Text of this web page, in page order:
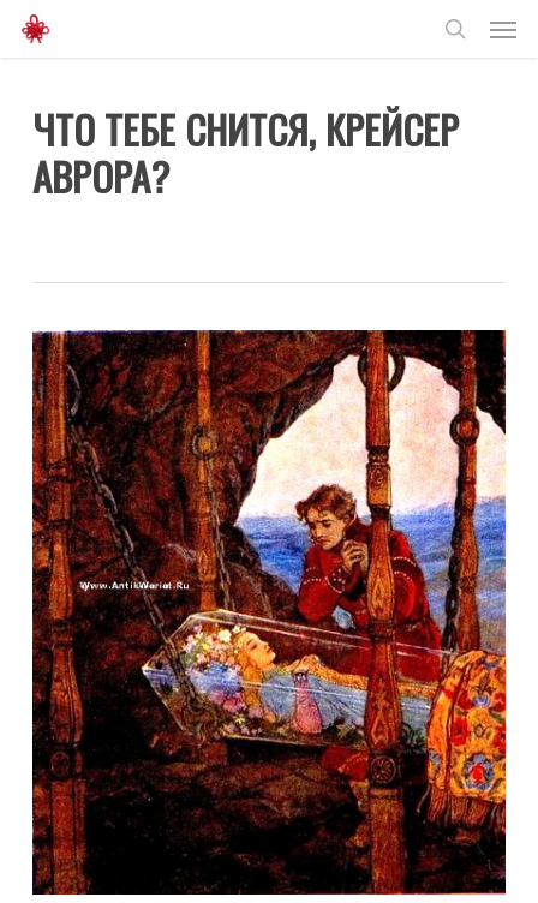
Skip
contentЧТО ТЕБЕ СНИТСЯ, КРЕЙСЕР
АВРОРА?